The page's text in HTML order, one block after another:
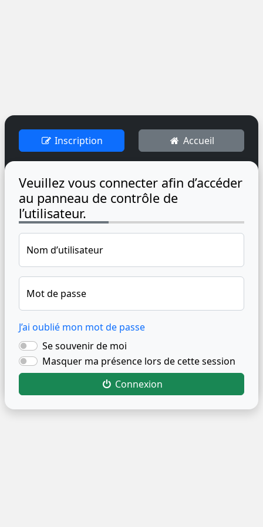
Inscription Accueil
Veuillez vous connecter afin d’accéder
au panneau de contrôle de
l’utilisateur.
Nom d’utilisateur
Mot de passe
J’ai oublié mon mot de passe
Se souvenir de moi
Masquer ma présence lors de cette session
Connexion